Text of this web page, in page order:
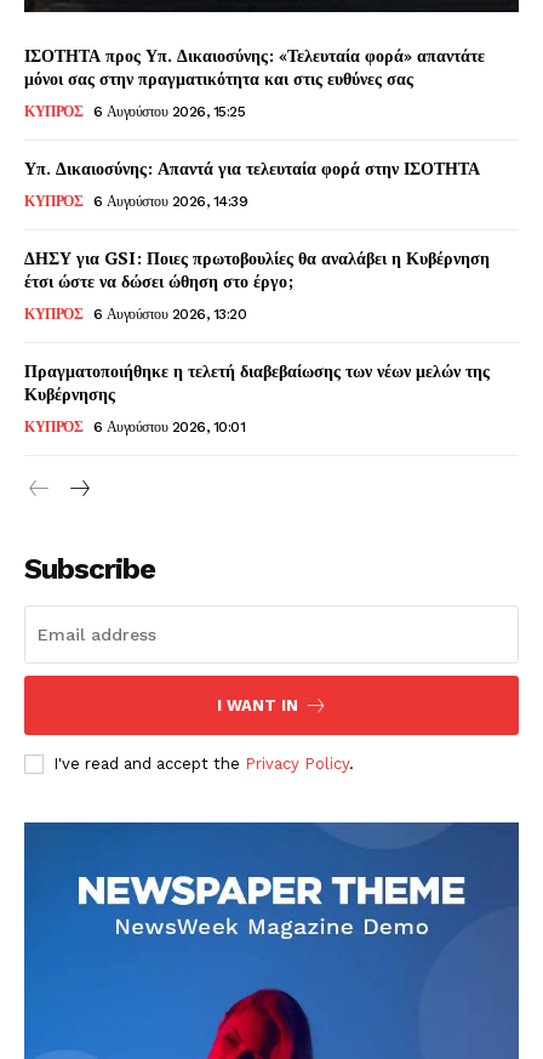
ΙΣΟΤΗΤΑ προς Υπ. Δικαιοσύνης: «Τελευταία φορά» απαντάτε
μόνοι σας στην πραγματικότητα και στις ευθύνες σας
ΚΥΠΡΟΣ 6 Αυγούστου 2026, 15:25
Υπ. Δικαιοσύνης: Απαντά για τελευταία φορά στην ΙΣΟΤΗΤΑ
ΚΥΠΡΟΣ 6 Αυγούστου 2026, 14:39
ΔΗΣΥ για GSI: Ποιες πρωτοβουλίες θα αναλάβει η Κυβέρνηση
έτσι ώστε να δώσει ώθηση στο έργο;
ΚΥΠΡΟΣ 6 Αυγούστου 2026, 13:20
Πραγματοποιήθηκε η τελετή διαβεβαίωσης των νέων μελών της
Κυβέρνησης
ΚΥΠΡΟΣ 6 Αυγούστου 2026, 10:01
Subscribe
I WANT IN
I've read and accept the Privacy Policy.